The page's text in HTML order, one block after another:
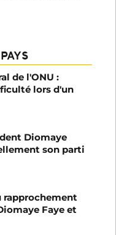
de l'ONU :
lors d'un
Diomaye
son parti
rapprochement
Faye et